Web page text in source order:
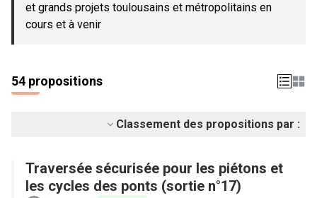
et grands projets toulousains et métropolitains en
cours et à venir
54 propositions
Classement des propositions par :
Traversée sécurisée pour les piétons et
les cycles des ponts (sortie n°17)